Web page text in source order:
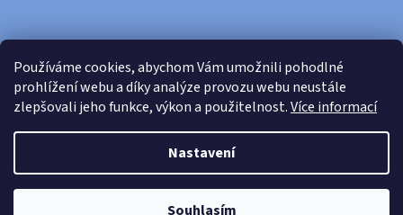
Používáme cookies, abychom Vám umožnili pohodlné
prohlížení webu a díky analýze provozu webu neustále
zlepšovali jeho funkce, výkon a použitelnost.Více informací
Nastavení
Souhlasím
FACEBOOK
Copyright 2026Cardsnation.cz. Všechna práva